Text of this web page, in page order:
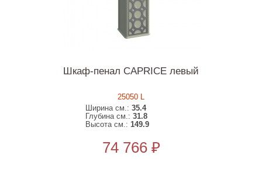
Шкаф-пенал CAPRICE левый
25050 L
Ширина см.:35.4
Глубина см.:31.8
Высота см.:149.9
74 766 ₽